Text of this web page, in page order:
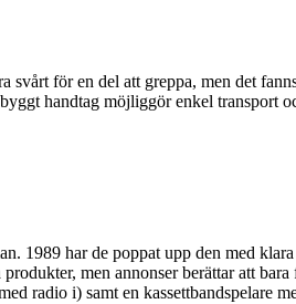
för en del att greppa, men det
handtag möjliggör enkel transport
1989 har de poppat upp den med
men annonser berättar att
radio i) samt en kassettbandspelare